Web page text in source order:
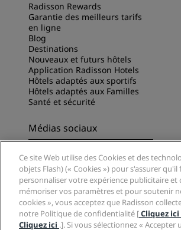
Radisson Rewards
Garantie des meilleurs tarifs
en ligne
Blog
Destinations
Nouveaux et futurs hôtels
Application Radisson Hotels
Hôtels adaptés aux sportifs
Hôtels adaptés aux Familles
Santé et sécurité
Médias sociaux
Ce site Web utilise des Cookies et des
objets Flash) (« Cookies ») pour s'assurer
personnaliser votre expérience publicitaire
mémoriser vos paramètres et pour soutenir
cookies », vous acceptez que Radisson
notre Politique de confidentialité [Cliquez ici
Cliquez ici .]. Si vous sélectionnez «